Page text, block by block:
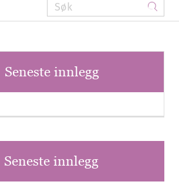
Seneste innlegg
Seneste innlegg